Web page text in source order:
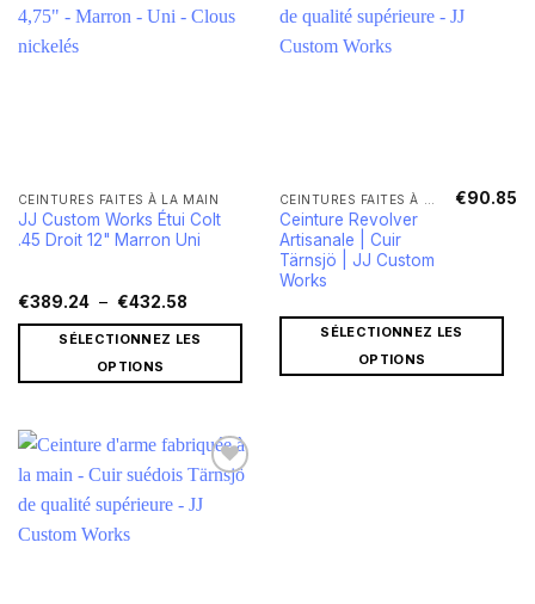
CEINTURES FAITES À LA MAIN
JJ Custom Works Étui Colt
.45 Droit 12" Marron Uni
€389.24 – €432.58Plage
prix :
€389.24
€432.58
SÉLECTIONNEZ LES
OPTIONS
Ce
produit
a
variations.
Les
peuvent
choisies
sur
la
page
du
Ceinture Revolver
Artisanale | Cuir
Tärnsjö | JJ Custom
Works
€90.85
SÉLECTIONNEZ LES
OPTIONS